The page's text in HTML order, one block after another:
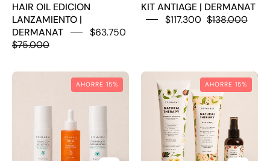
HAIR OIL EDICION
LANZAMIENTO |
DERMANAT
$63.750
$75.000
KIT ANTIAGE | DERMANAT
$117.300 $138.000
KIT
DERMOCOSMÉTICOS
|
DERMANAT
AHORRE 15%
KIT
CAPILAR
NATURAL
THERAPY
|
DERMANAT
AHORRE 15%